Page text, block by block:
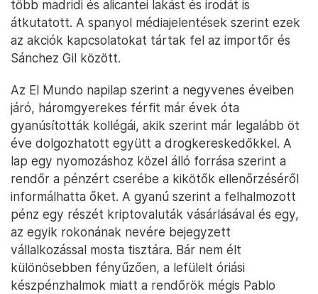
több madridi és alicantei lakást és irodát is
átkutatott. A spanyol médiajelentések szerint ezek
az akciók kapcsolatokat tártak fel az importőr és
Sánchez Gil között.
Az El Mundo napilap szerint a negyvenes éveiben
járó, háromgyerekes férfit már évek óta
gyanúsították kollégái, akik szerint már legalább öt
éve dolgozhatott együtt a drogkereskedőkkel. A
lap egy nyomozáshoz közel álló forrása szerint a
rendőr a pénzért cserébe a kikötők ellenőrzéséről
informálhatta őket. A gyanú szerint a felhalmozott
pénz egy részét kriptovaluták vásárlásával és egy,
az egyik rokonának nevére bejegyzett
vállalkozással mosta tisztára. Bár nem élt
különösebben fényűzően, a lefülelt óriási
készpénzhalmok miatt a rendőrök mégis Pablo